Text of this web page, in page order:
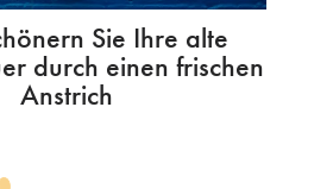
Sie Ihre alte
durch einen frischen
Anstrich